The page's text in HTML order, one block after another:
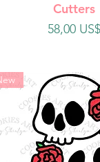
Cutters
Precio
58,00 US$